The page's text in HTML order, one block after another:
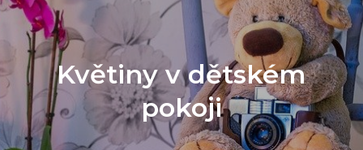
Květiny v dětském
pokoji